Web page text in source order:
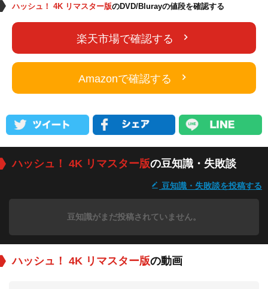
ハッシュ！ 4K リマスター版のDVD/Blurayの値段を確認する
楽天市場で確認する
Amazonで確認する
ハッシュ！ 4K リマスター版の豆知識・失敗談
豆知識・失敗談を投稿する
豆知識がまだ投稿されていません。
ハッシュ！ 4K リマスター版の動画